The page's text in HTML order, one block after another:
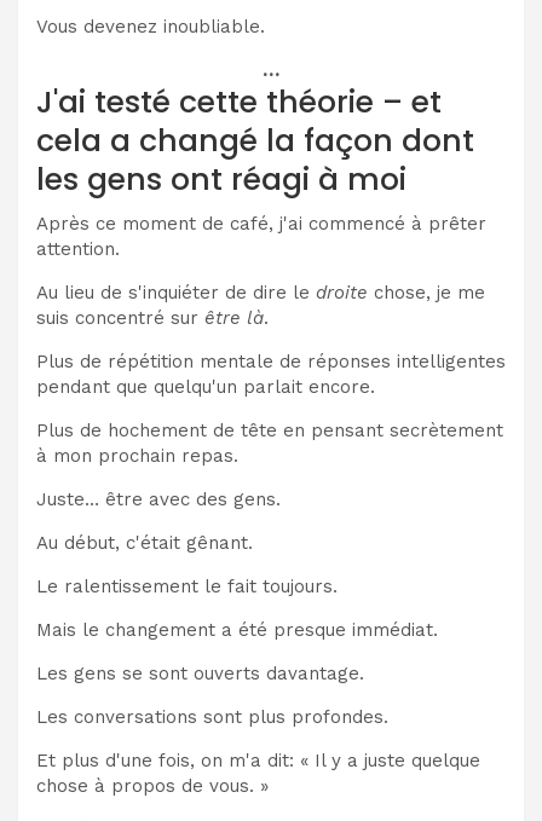
Vous devenez inoubliable.
…
J'ai testé cette théorie – et
cela a changé la façon dont
les gens ont réagi à moi
Après ce moment de café, j'ai commencé à prêter
attention.
Au lieu de s'inquiéter de dire le droite chose, je me
suis concentré sur être là.
Plus de répétition mentale de réponses intelligentes
pendant que quelqu'un parlait encore.
Plus de hochement de tête en pensant secrètement
à mon prochain repas.
Juste… être avec des gens.
Au début, c'était gênant.
Le ralentissement le fait toujours.
Mais le changement a été presque immédiat.
Les gens se sont ouverts davantage.
Les conversations sont plus profondes.
Et plus d'une fois, on m'a dit: « Il y a juste quelque
chose à propos de vous. »